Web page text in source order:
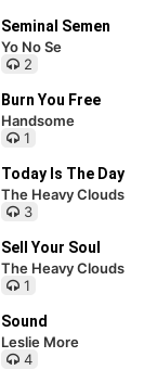
Seminal Semen
Yo No Se
2
Burn You Free
Handsome
1
Today Is The Day
The Heavy Clouds
3
Sell Your Soul
The Heavy Clouds
1
Sound
Leslie More
4